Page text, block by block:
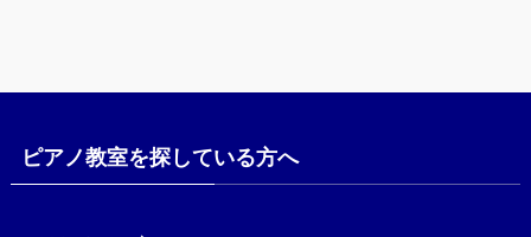
ピアノ教室を探している方へ